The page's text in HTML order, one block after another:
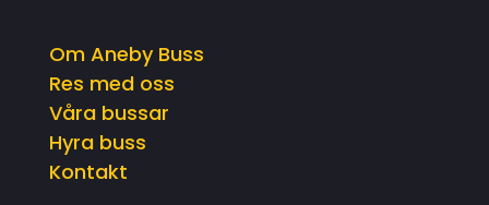
Om Aneby Buss
Res med oss
Våra bussar
Hyra buss
Kontakt